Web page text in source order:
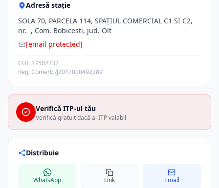
Adresă stație
SOLA 70, PARCELA 114, SPAŢIUL COMERCIAL C1 SI C2,
nr. -, Com. Bobicesti, jud. Olt
[email protected]
CUI: 37502332
Reg. Comerț: /J2017000492289
Verifică ITP-ul tău
Verifică gratuit dacă ai ITP valabil
Distribuie
WhatsApp Link Email